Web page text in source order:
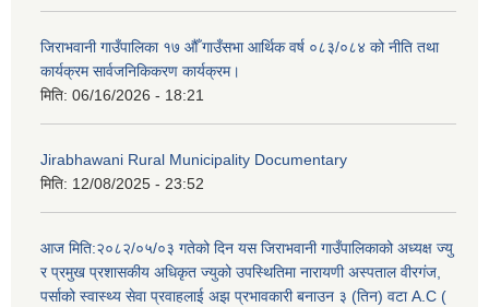
जिराभवानी गाउँपालिका १७ औँ गाउँसभा आर्थिक वर्ष ०८३/०८४ को नीति तथा
कार्यक्रम सार्वजनिकिकरण कार्यक्रम।
मिति: 06/16/2026 - 18:21
Jirabhawani Rural Municipality Documentary
मिति: 12/08/2025 - 23:52
आज मिति:२०८२/०५/०३ गतेको दिन यस जिराभवानी गाउँपालिकाको अध्यक्ष ज्यु
र प्रमुख प्रशासकीय अधिकृत ज्युको उपस्थितिमा नारायणी अस्पताल वीरगंज,
पर्साको स्वास्थ्य सेवा प्रवाहलाई अझ प्रभावकारी बनाउन ३ (तिन) वटा A.C (